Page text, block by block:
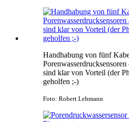
Handhabung von fünf
sind klar von Vorteil (der
geholfen ;-)
Foto: Robert Lehmann